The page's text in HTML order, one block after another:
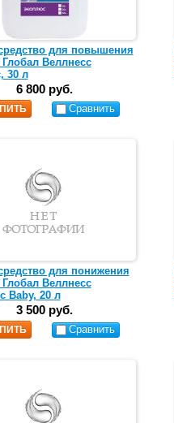
для повышения
Веллнесс
30 л
6 800 руб.
Сравнить
для понижения
Веллнесс
Baby, 20 л
3 500 руб.
Сравнить